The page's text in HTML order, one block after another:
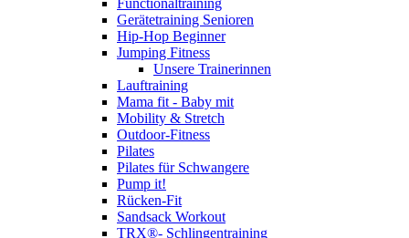
Functionaltraining
Gerätetraining Senioren
Hip-Hop Beginner
Jumping Fitness
Unsere Trainerinnen
Lauftraining
Mama fit - Baby mit
Mobility & Stretch
Outdoor-Fitness
Pilates
Pilates für Schwangere
Pump it!
Rücken-Fit
Sandsack Workout
TRX®- Schlingentraining